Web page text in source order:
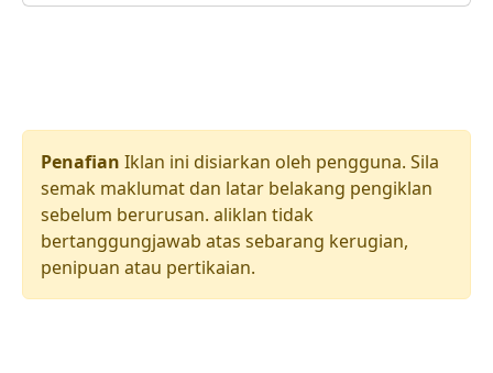
Penafian Iklan ini disiarkan oleh pengguna. Sila
semak maklumat dan latar belakang pengiklan
sebelum berurusan. aliklan tidak
bertanggungjawab atas sebarang kerugian,
penipuan atau pertikaian.